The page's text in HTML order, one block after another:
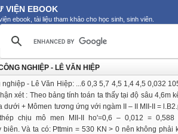
VIỆN EBOOK
ebook, tài liệu tham khảo cho học sinh, sinh viên.
NGHIỆP - LÊ VĂN HIỆP
- Lê Văn Hiệp: ...6 0,3 5,7 4,5 1,4 4,5 0,032
xét : Theo bảng tính toán ta thấy tại độ sâu 4,6m
+ Mômen tương ứng với ngàm II – II MII-II =
chịu mô men MII-II ho'=0,6 – 0,012 = 0,588
Và ta có: Pttmin = 530 KN > 0 nên không